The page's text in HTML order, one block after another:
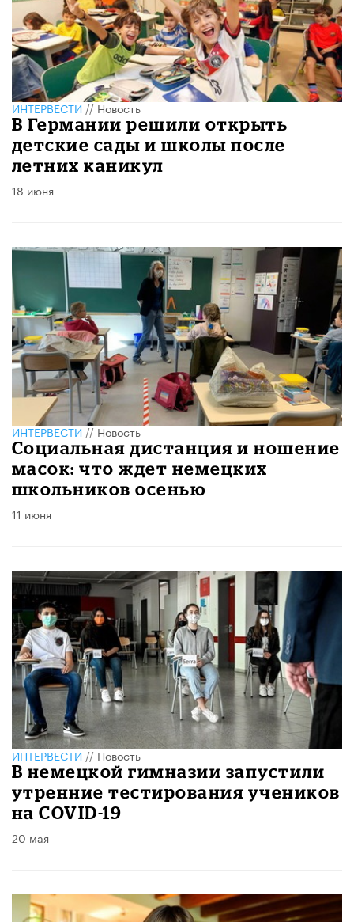
ИНТЕРВЕСТИ//Новость
В Германии решили открыть
детские сады и школы после
летних каникул
18 июня
ИНТЕРВЕСТИ//Новость
Социальная дистанция и ношение
масок: что ждет немецких
школьников осенью
11 июня
ИНТЕРВЕСТИ//Новость
В немецкой гимназии запустили
утренние тестирования учеников
на COVID-19
20 мая